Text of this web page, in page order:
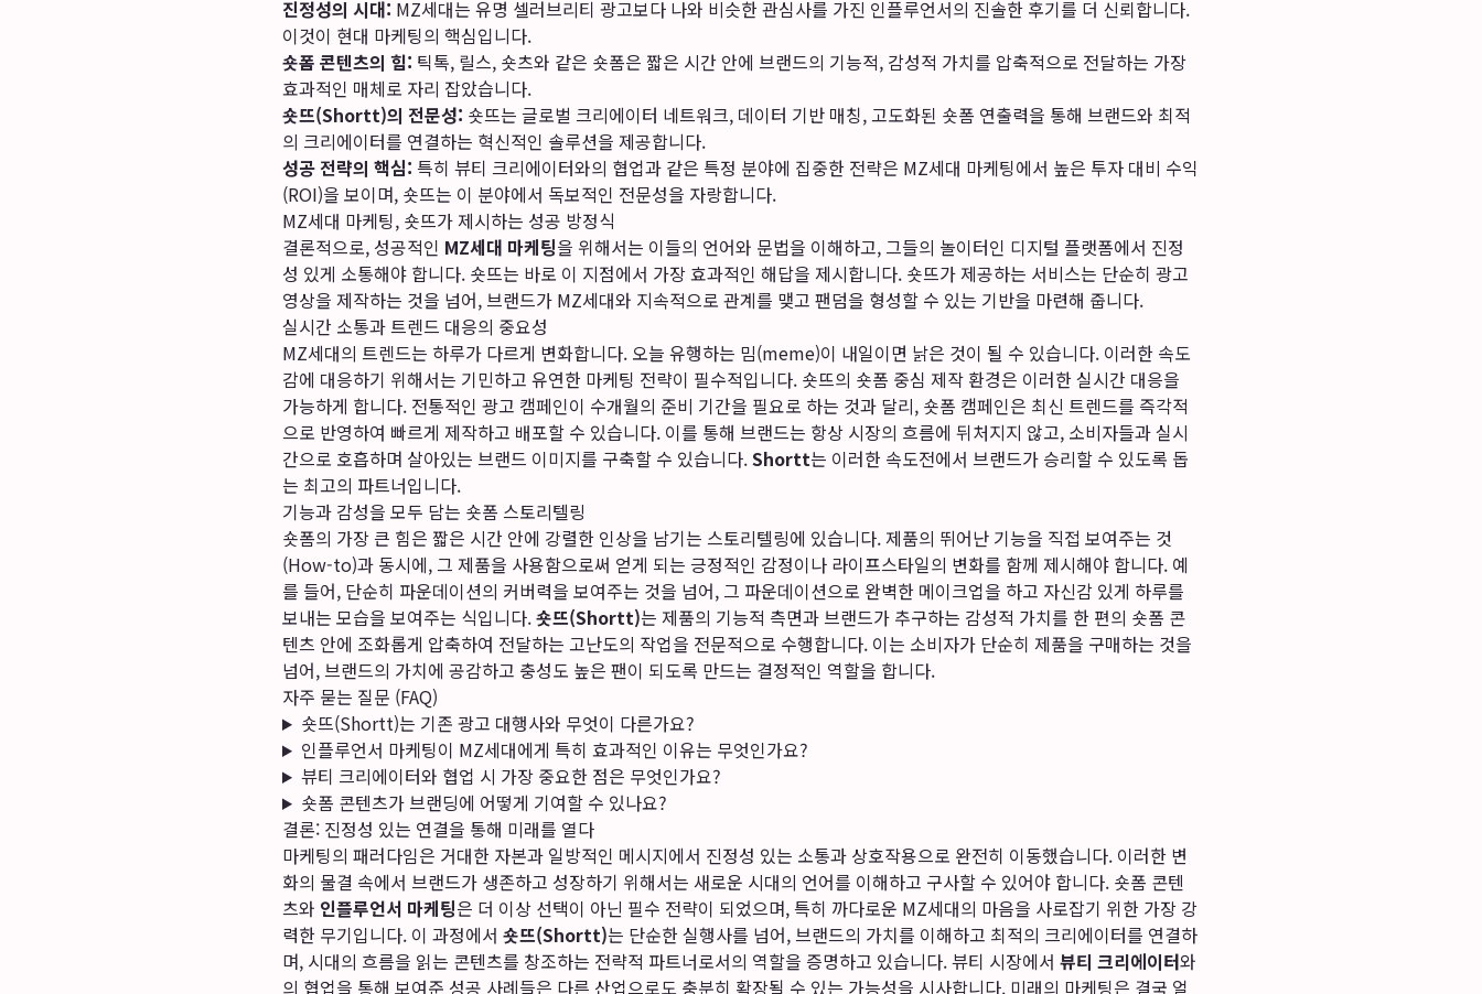
진정성의 시대: MZ세대는 유명 셀러브리티 광고보다 나와 비슷한 관심사를 가진 인플루언서의 진솔한 후기를 더 신뢰합니다.
이것이 현대 마케팅의 핵심입니다.
숏폼 콘텐츠의 힘: 틱톡, 릴스, 숏츠와 같은 숏폼은 짧은 시간 안에 브랜드의 기능적, 감성적 가치를 압축적으로 전달하는 가장
효과적인 매체로 자리 잡았습니다.
숏뜨(Shortt)의 전문성: 숏뜨는 글로벌 크리에이터 네트워크, 데이터 기반 매칭, 고도화된 숏폼 연출력을 통해 브랜드와 최적
의 크리에이터를 연결하는 혁신적인 솔루션을 제공합니다.
성공 전략의 핵심: 특히 뷰티 크리에이터와의 협업과 같은 특정 분야에 집중한 전략은 MZ세대 마케팅에서 높은 투자 대비 수익
(ROI)을 보이며, 숏뜨는 이 분야에서 독보적인 전문성을 자랑합니다.
MZ세대 마케팅, 숏뜨가 제시하는 성공 방정식
결론적으로, 성공적인 MZ세대 마케팅을 위해서는 이들의 언어와 문법을 이해하고, 그들의 놀이터인 디지털 플랫폼에서 진정
성 있게 소통해야 합니다. 숏뜨는 바로 이 지점에서 가장 효과적인 해답을 제시합니다. 숏뜨가 제공하는 서비스는 단순히 광고
영상을 제작하는 것을 넘어, 브랜드가 MZ세대와 지속적으로 관계를 맺고 팬덤을 형성할 수 있는 기반을 마련해 줍니다.
실시간 소통과 트렌드 대응의 중요성
MZ세대의 트렌드는 하루가 다르게 변화합니다. 오늘 유행하는 밈(meme)이 내일이면 낡은 것이 될 수 있습니다. 이러한 속도
감에 대응하기 위해서는 기민하고 유연한 마케팅 전략이 필수적입니다. 숏뜨의 숏폼 중심 제작 환경은 이러한 실시간 대응을
가능하게 합니다. 전통적인 광고 캠페인이 수개월의 준비 기간을 필요로 하는 것과 달리, 숏폼 캠페인은 최신 트렌드를 즉각적
으로 반영하여 빠르게 제작하고 배포할 수 있습니다. 이를 통해 브랜드는 항상 시장의 흐름에 뒤처지지 않고, 소비자들과 실시
간으로 호흡하며 살아있는 브랜드 이미지를 구축할 수 있습니다.Shortt는 이러한 속도전에서 브랜드가 승리할 수 있도록 돕
는 최고의 파트너입니다.
기능과 감성을 모두 담는 숏폼 스토리텔링
숏폼의 가장 큰 힘은 짧은 시간 안에 강렬한 인상을 남기는 스토리텔링에 있습니다. 제품의 뛰어난 기능을 직접 보여주는 것
(How-to)과 동시에, 그 제품을 사용함으로써 얻게 되는 긍정적인 감정이나 라이프스타일의 변화를 함께 제시해야 합니다. 예
를 들어, 단순히 파운데이션의 커버력을 보여주는 것을 넘어, 그 파운데이션으로 완벽한 메이크업을 하고 자신감 있게 하루를
보내는 모습을 보여주는 식입니다.숏뜨(Shortt)는 제품의 기능적 측면과 브랜드가 추구하는 감성적 가치를 한 편의 숏폼 콘
텐츠 안에 조화롭게 압축하여 전달하는 고난도의 작업을 전문적으로 수행합니다. 이는 소비자가 단순히 제품을 구매하는 것을
넘어, 브랜드의 가치에 공감하고 충성도 높은 팬이 되도록 만드는 결정적인 역할을 합니다.
자주 묻는 질문 (FAQ)
숏뜨(Shortt)는 기존 광고 대행사와 무엇이 다른가요?
인플루언서 마케팅이 MZ세대에게 특히 효과적인 이유는 무엇인가요?
뷰티 크리에이터와 협업 시 가장 중요한 점은 무엇인가요?
숏폼 콘텐츠가 브랜딩에 어떻게 기여할 수 있나요?
결론: 진정성 있는 연결을 통해 미래를 열다
마케팅의 패러다임은 거대한 자본과 일방적인 메시지에서 진정성 있는 소통과 상호작용으로 완전히 이동했습니다. 이러한 변
화의 물결 속에서 브랜드가 생존하고 성장하기 위해서는 새로운 시대의 언어를 이해하고 구사할 수 있어야 합니다. 숏폼 콘텐
츠와 인플루언서 마케팅은 더 이상 선택이 아닌 필수 전략이 되었으며, 특히 까다로운 MZ세대의 마음을 사로잡기 위한 가장 강
력한 무기입니다. 이 과정에서 숏뜨(Shortt)는 단순한 실행사를 넘어, 브랜드의 가치를 이해하고 최적의 크리에이터를 연결하
며, 시대의 흐름을 읽는 콘텐츠를 창조하는 전략적 파트너로서의 역할을 증명하고 있습니다. 뷰티 시장에서 뷰티 크리에이터와
의 협업을 통해 보여준 성공 사례들은 다른 산업으로도 충분히 확장될 수 있는 가능성을 시사합니다. 미래의 마케팅은 결국 얼